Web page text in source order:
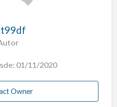
01/11/2020
Owner